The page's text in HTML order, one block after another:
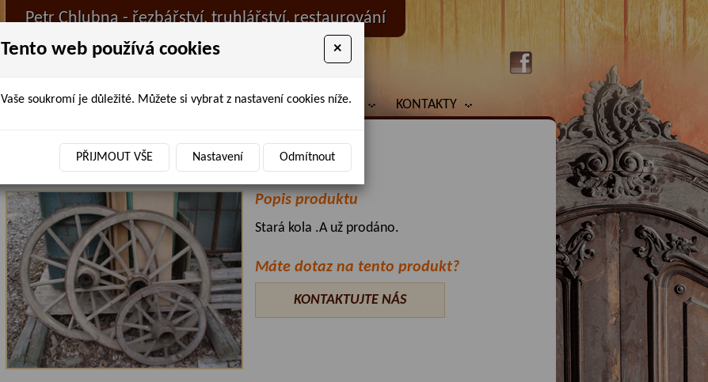
Petr Chlubna - řezbářství, truhlářství, restaurování
ÚVOD PRODANÉ ZBOŽÍ BAZAR AKTUALITY KONTAKTY
Popis produktu
Stará kola .A už prodáno.
Máte dotaz na tento produkt?
KONTAKTUJTE NÁS
Tento web používá cookies ×
Vaše soukromí je důležité. Můžete si vybrat z nastavení cookies níže.
PŘIJMOUT VŠE Nastavení Odmítnout